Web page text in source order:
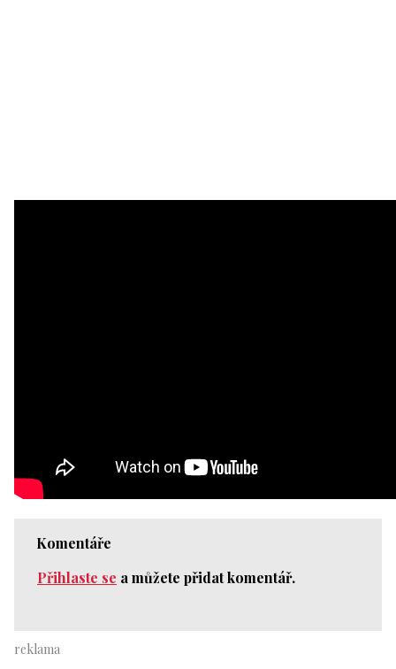
Komentáře
Přihlaste se a můžete přidat komentář.